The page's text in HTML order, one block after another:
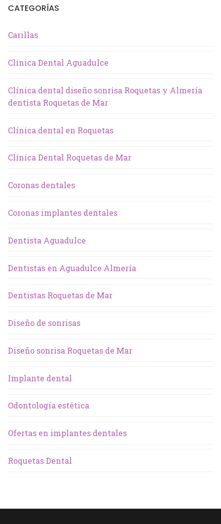
CATEGORÍAS
Carillas
Clínica Dental Aguadulce
Clínica dental diseño sonrisa Roquetas y Almería
dentista Roquetas de Mar
Clínica dental en Roquetas
Clínica Dental Roquetas de Mar
Coronas dentales
Coronas implantes dentales
Dentista Aguadulce
Dentistas en Aguadulce Almería
Dentistas Roquetas de Mar
Diseño de sonrisas
Diseño sonrisa Roquetas de Mar
Implante dental
Odontología estética
Ofertas en implantes dentales
Roquetas Dental